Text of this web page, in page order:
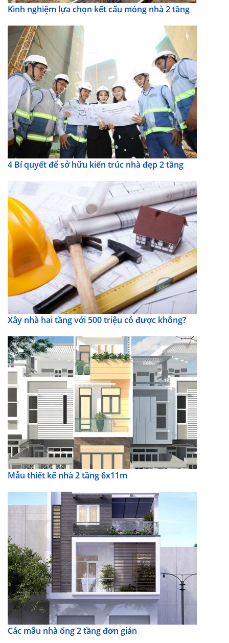
Kinh nghiệm lựa chọn kết cấu móng nhà 2 tầng
4 Bí quyết để sở hữu kiến trúc nhà đẹp 2 tầng
Xây nhà hai tầng với 500 triệu có được không?
Mẫu thiết kế nhà 2 tầng 6x11m
Các mẫu nhà ống 2 tầng đơn giản